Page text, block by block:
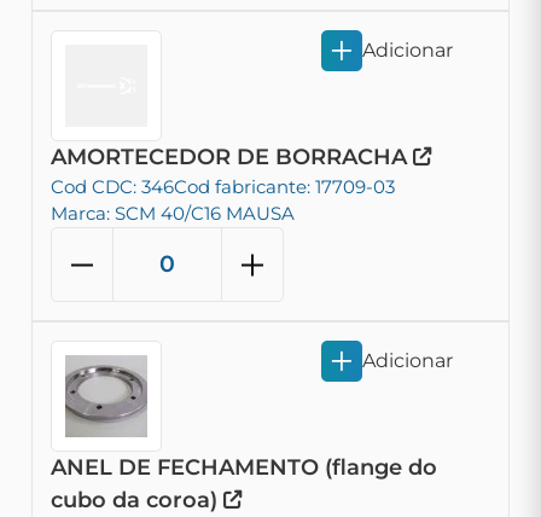
AMORTECEDOR DE BORRACHA
Cod CDC: 346Cod fabricante: 17709-03
Marca: SCM 40/C16 MAUSA
Adicionar
ANEL DE FECHAMENTO (flange do
cubo da coroa)
Adicionar